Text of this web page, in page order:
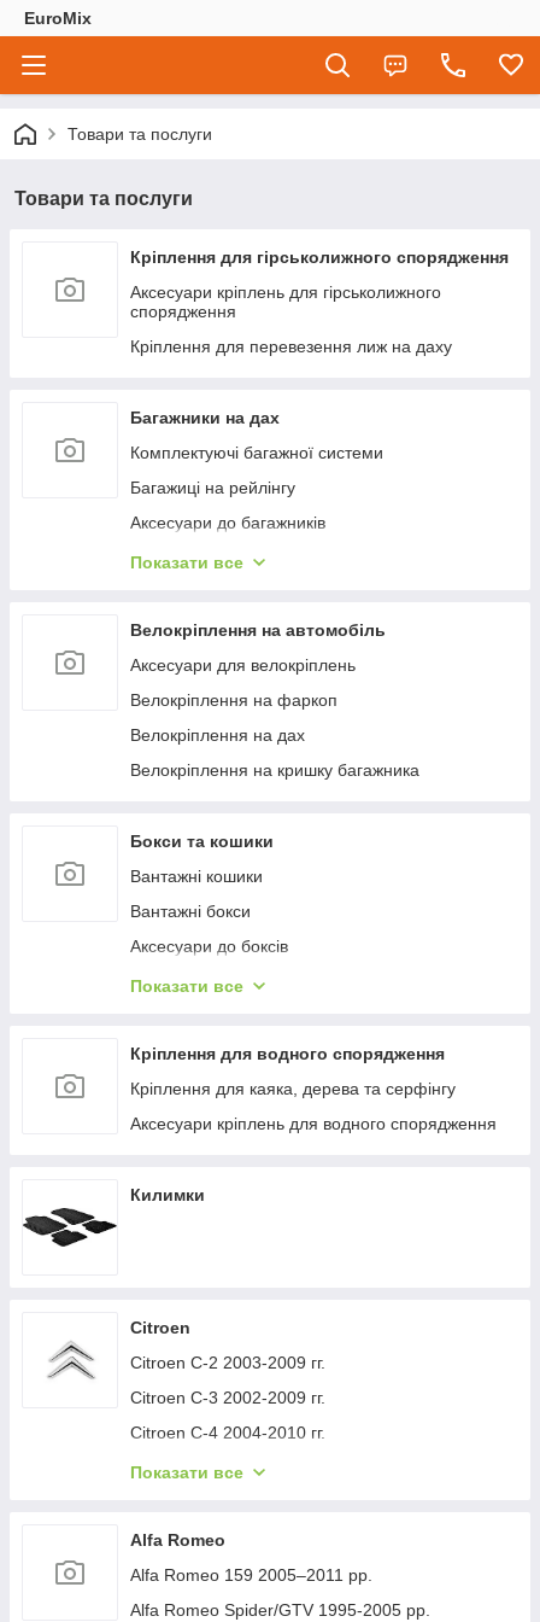
EuroMix
Товари та послуги
Товари та послуги
Кріплення для гірськолижного спорядження
Аксесуари кріплень для гірськолижного
спорядження
Кріплення для перевезення лиж на даху
Багажники на дах
Комплектуючі багажної системи
Багажиці на рейлінгу
Аксесуари до багажників
Багажиці в штатне місце
Багажиці на інтегровані рейлінги
Багажники на водості
Показати все
Велокріплення на автомобіль
Аксесуари для велокріплень
Велокріплення на фаркоп
Велокріплення на дах
Велокріплення на кришку багажника
Бокси та кошики
Вантажні кошики
Вантажні бокси
Аксесуари до боксів
Палатки на дах
Бокси на фаркоп
Показати все
Кріплення для водного спорядження
Кріплення для каяка, дерева та серфінгу
Аксесуари кріплень для водного спорядження
Килимки
Citroen
Citroen C-2 2003-2009 гг.
Citroen C-3 2002-2009 гг.
Citroen C-4 2004-2010 гг.
Citroen C-1 2005-2014 гг.
Citroen C-4 Picasso 2006-2013 гг.
Citroen Nemo 2007-2017 гг.
Citroen Berlingo 1996-2008 гг.
Показати все
Alfa Romeo
Alfa Romeo 159 2005–2011 рр.
Alfa Romeo Spider/GTV 1995-2005 рр.